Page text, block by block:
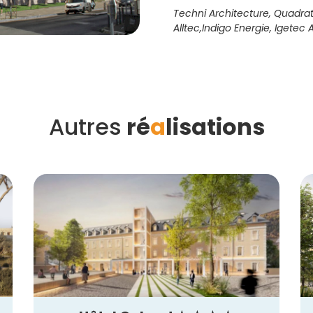
Techni Architecture,
Alltec,Indigo Energie, Igetec
Autres réalisations